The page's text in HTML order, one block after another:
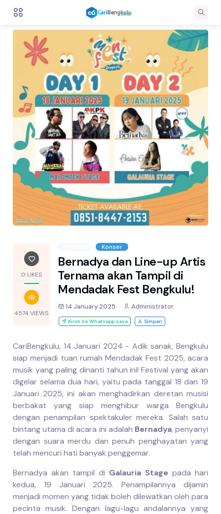
0 LIKES
4574 VIEWS
Konser
Bernadya dan Line-up Artis
Ternama akan Tampil di
Mendadak Fest Bengkulu!
14 January 2025 Administrator
Kirim ke Whatsapp saya Simpan
CariBengkulu, 14 Januari 2024 - Adik sanak, Bengkulu
siap menjadi tuan rumah Mendadak Fest 2025, acara
musik yang paling dinanti tahun ini! Festival yang akan
digelar selama dua hari, yaitu pada tanggal 18 dan 19
Januari 2025, ini akan menghadirkan deretan musisi
berbakat yang siap menghibur warga Bengkulu
dengan penampilan spektakuler mereka. Salah satu
bintang utama di acara ini adalah Bernadya, penyanyi
dengan suara merdu dan penuh penghayatan yang
telah mencuri hati banyak penggemar.
Bernadya akan tampil di Galauria Stage pada hari
kedua, 19 Januari 2025. Penampilannya dijamin
menjadi momen yang tidak boleh dilewatkan oleh para
pecinta musik. Dengan lagu-lagu andalannya yang